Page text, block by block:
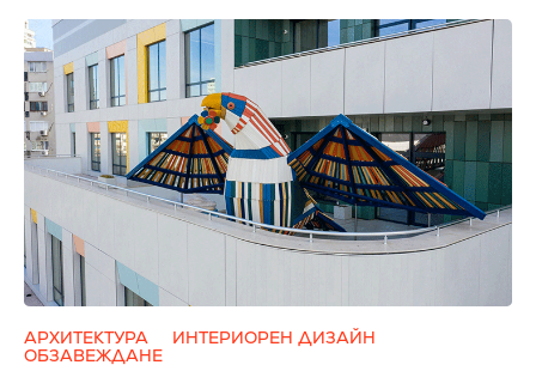
АРХИТЕКТУРА
ИНТЕРИОРЕН ДИЗАЙН
ОБЗАВЕЖДАНЕ